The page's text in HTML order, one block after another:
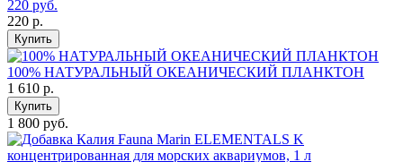
220 руб.
220 р.
Купить
100% НАТУРАЛЬНЫЙ ОКЕАНИЧЕСКИЙ ПЛАНКТОН
1 610 р.
Купить
1 800 руб.